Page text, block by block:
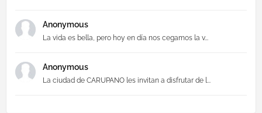
Anonymous
La vida es bella, pero hoy en día nos cegamos la v...
Anonymous
La ciudad de CARUPANO les invitan a disfrutar de l...